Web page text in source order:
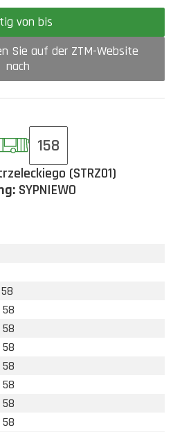
Gültig von bis
Sie auf der ZTM-Website
nach
158
(STRZ01)
SYPNIEWO
58
58
58
58
58
58
58
58